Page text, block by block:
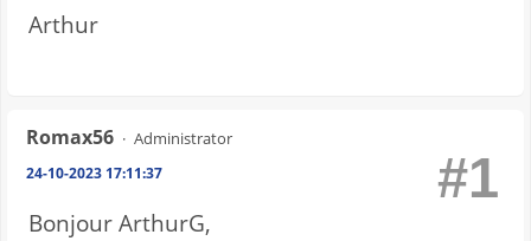
Arthur
Romax56 Administrator
24-10-2023 17:11:37 #1
Bonjour ArthurG,